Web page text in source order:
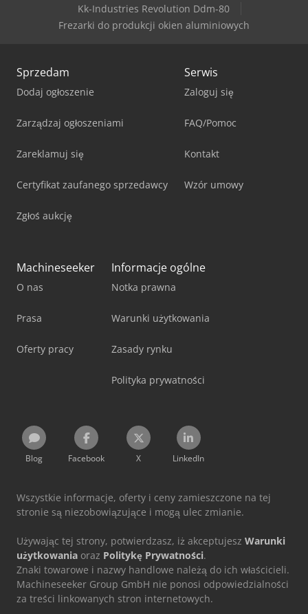
Kk-Industries Revolution Ddm-80
Frezarki do produkcji okien aluminiowych
Sprzedam
Dodaj ogłoszenie
Zarządzaj ogłoszeniami
Zareklamuj się
Certyfikat zaufanego sprzedawcy
Zgłoś aukcję
Serwis
Zaloguj się
FAQ/Pomoc
Kontakt
Wzór umowy
Machineseeker
O nas
Prasa
Oferty pracy
Informacje ogólne
Notka prawna
Warunki użytkowania
Zasady rynku
Polityka prywatności
Blog Facebook X LinkedIn
Wszystkie informacje, oferty i ceny zamieszczone na tej
stronie są niezobowiązujące i mogą ulec zmianie.
Używając tej strony, potwierdzasz, iż akceptujesz Warunki
użytkowania oraz Politykę Prywatności.
Znaki towarowe i nazwy handlowe należą do ich właścicieli.
Machineseeker Group GmbH nie ponosi odpowiedzialności
za treści linkowanych stron internetowych.